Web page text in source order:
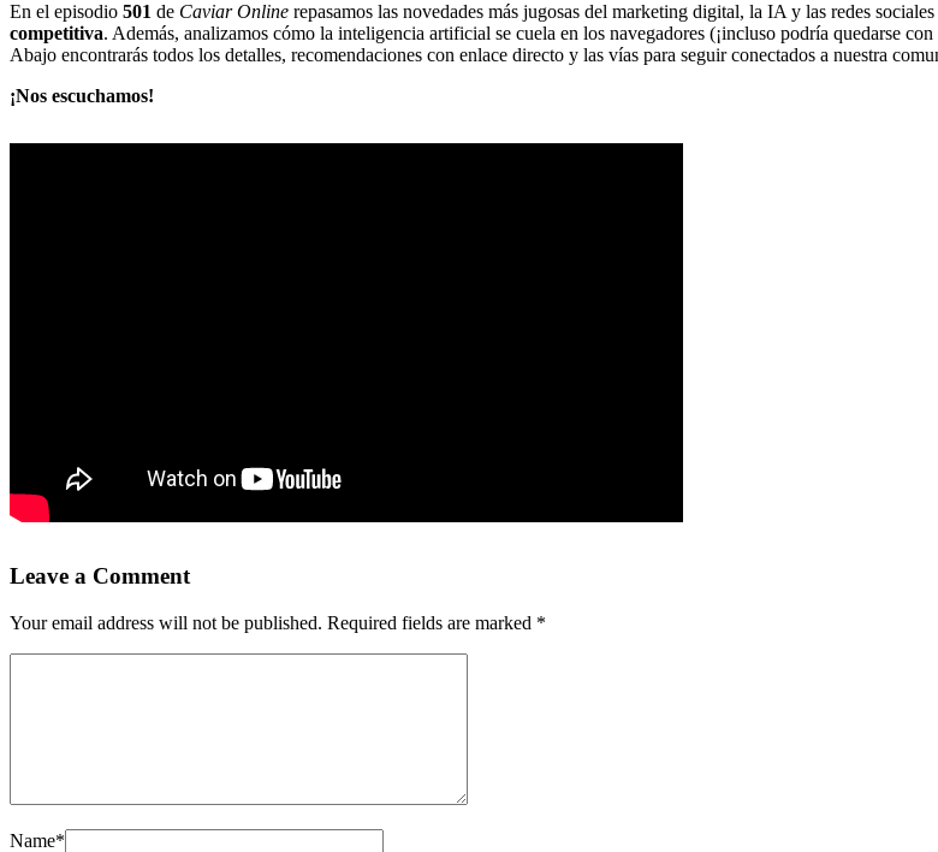
En el episodio 501 de Caviar Online repasamos las novedades más jugosas del marketing digital, la IA y las redes
competitiva. Además, analizamos cómo la inteligencia artificial se cuela en los navegadores (¡incluso podría quedarse
Abajo encontrarás todos los detalles, recomendaciones con enlace directo y las vías para seguir conectados a nuestra
¡Nos escuchamos!
Leave a Comment
Your email address will not be published. Required fields are marked *
Name*